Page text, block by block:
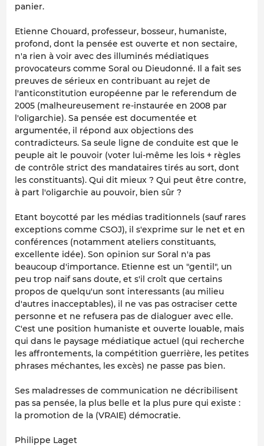
panier.
Etienne Chouard, professeur, bosseur, humaniste,
profond, dont la pensée est ouverte et non sectaire,
n'a rien à voir avec des illuminés médiatiques
provocateurs comme Soral ou Dieudonné. Il a fait ses
preuves de sérieux en contribuant au rejet de
l'anticonstitution européenne par le referendum de
2005 (malheureusement re-instaurée en 2008 par
l'oligarchie). Sa pensée est documentée et
argumentée, il répond aux objections des
contradicteurs. Sa seule ligne de conduite est que le
peuple ait le pouvoir (voter lui-même les lois + règles
de contrôle strict des mandataires tirés au sort, dont
les constituants). Qui dit mieux ? Qui peut être contre,
à part l'oligarchie au pouvoir, bien sûr ?
Etant boycotté par les médias traditionnels (sauf rares
exceptions comme CSOJ), il s'exprime sur le net et en
conférences (notamment ateliers constituants,
excellente idée). Son opinion sur Soral n'a pas
beaucoup d'importance. Etienne est un "gentil", un
peu trop naïf sans doute, et s'il croît que certains
propos de quelqu'un sont interessants (au milieu
d'autres inacceptables), il ne vas pas ostraciser cette
personne et ne refusera pas de dialoguer avec elle.
C'est une position humaniste et ouverte louable, mais
qui dans le paysage médiatique actuel (qui recherche
les affrontements, la compétition guerrière, les petites
phrases méchantes, les excès) ne passe pas bien.
Ses maladresses de communication ne décribilisent
pas sa pensée, la plus belle et la plus pure qui existe :
la promotion de la (VRAIE) démocratie.
Philippe Laget